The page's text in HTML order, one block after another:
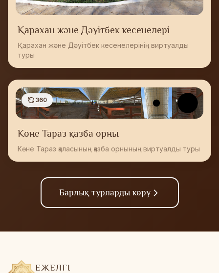
Қарахан және Дәуітбек кесенелері
Қарахан және Дәуітбек кесенелерінің виртуалды
туры
360
Көне Тараз қазба орны
Көне Тараз қаласының қазба орнының виртуалды туры
Барлық турларды көру
ЕЖЕЛГІ